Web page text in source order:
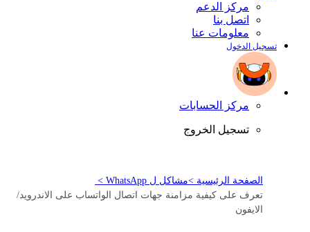
مركز الدعم
اتصل بنا
معلومات عنا
تسجيل الدخول
مركز الحسابات
تسجيل الخروج
الصفحة الرئيسية >مشاكل ل WhatsApp >
تعرف على كيفية مزامنة جهات اتصال الواتساب على الاندرويد/
الايفون